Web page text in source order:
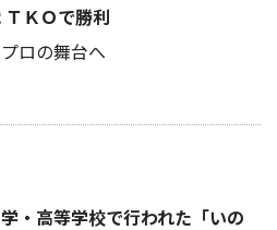
ＫＯで勝利
ロの舞台へ
・高等学校で行われた「いの